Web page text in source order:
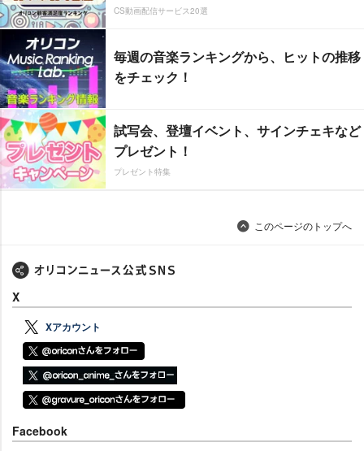
CS動画配信サービス20選
毎週の音楽ランキングから、ヒットの推移
をチェック！
試写会、登壇イベント、サインチェキなど
プレゼント！
プレゼント特集
このページのトップへ
X
Xアカウント
Facebook